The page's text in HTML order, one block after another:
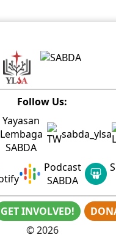
Follow Us:
Yayasan
Lembaga
SABDA
sabda_ylsa
Podcast
SABDA
GET INVOLVED!
©2026